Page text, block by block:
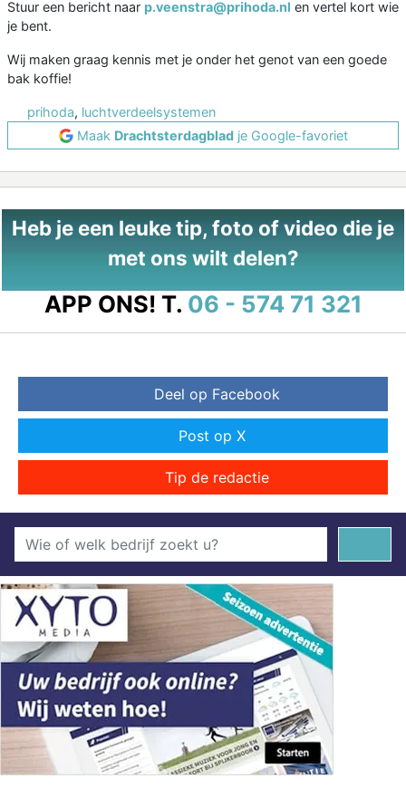
Stuur een bericht naar p.veenstra@prihoda.nl en vertel kort wie
je bent.
Wij maken graag kennis met je onder het genot van een goede
bak koffie!
prihoda, luchtverdeelsystemen
Maak Drachtsterdagbladje Google-favoriet
Heb je een leuke tip, foto of video die je
met ons wilt delen?
APP ONS! T. 06 - 574 71 321
Deel op Facebook
Post op X
Tip de redactie